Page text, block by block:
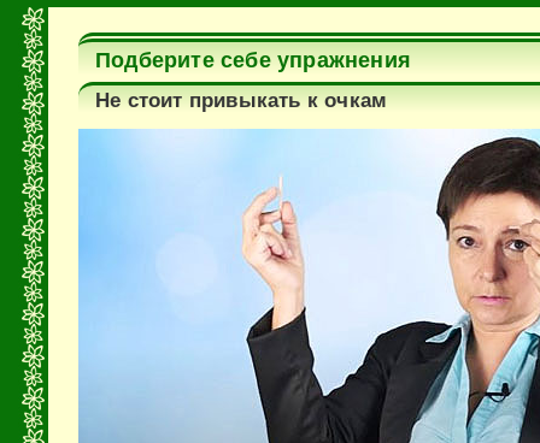
Подберите себе упражнения
Не стоит привыкать к очкам